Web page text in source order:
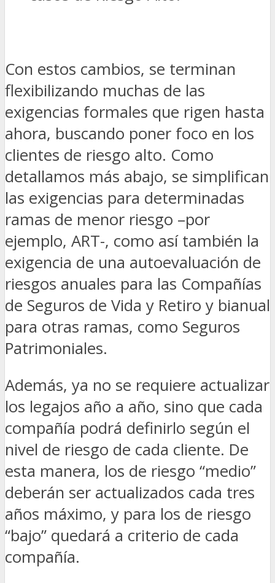
Con estos cambios, se terminan
flexibilizando muchas de las
exigencias formales que rigen hasta
ahora, buscando poner foco en los
clientes de riesgo alto. Como
detallamos más abajo, se simplifican
las exigencias para determinadas
ramas de menor riesgo –por
ejemplo, ART-, como así también la
exigencia de una autoevaluación de
riesgos anuales para las Compañías
de Seguros de Vida y Retiro y bianual
para otras ramas, como Seguros
Patrimoniales.
Además, ya no se requiere actualizar
los legajos año a año, sino que cada
compañía podrá definirlo según el
nivel de riesgo de cada cliente. De
esta manera, los de riesgo “medio”
deberán ser actualizados cada tres
años máximo, y para los de riesgo
“bajo” quedará a criterio de cada
compañía.